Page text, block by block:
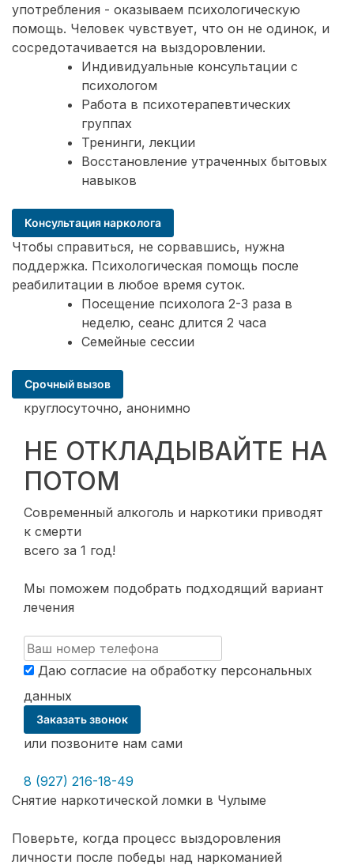
употребления - оказываем психологическую
помощь. Человек чувствует, что он не одинок, и
сосредотачивается на выздоровлении.
Индивидуальные консультации с
психологом
Работа в психотерапевтических
группах
Тренинги, лекции
Восстановление утраченных бытовых
навыков
Консультация нарколога
Чтобы справиться, не сорвавшись, нужна
поддержка. Психологическая помощь после
реабилитации в любое время суток.
Посещение психолога 2-3 раза в
неделю, сеанс длится 2 часа
Семейные сессии
Срочный вызов
круглосуточно, анонимно
НЕ ОТКЛАДЫВАЙТЕ НА
ПОТОМ
Современный алкоголь и наркотики приводят
к смерти
всего за 1 год!
Мы поможем подобрать подходящий вариант
лечения
Даю согласие на обработку персональных
данных
Заказать звонок
или позвоните нам сами
8 (927) 216-18-49
Снятие наркотической ломки в Чулыме
Поверьте, когда процесс выздоровления
личности после победы над наркоманией